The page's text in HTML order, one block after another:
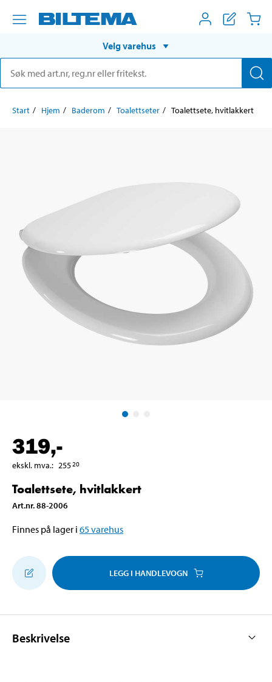
Velg varehus
Start Hjem Baderom Toalettseter Toalettsete, hvitlakkert
319,-
ekskl. mva.: 25520
Toalettsete, hvitlakkert
Art.nr.88-2006
Finnes på lager i 65varehus
LEGG I HANDLEVOGN
Beskrivelse